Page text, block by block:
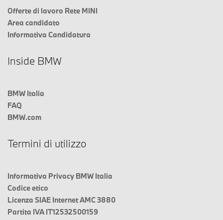
Offerte di lavoro Rete MINI
Area candidato
Informativa Candidatura
Inside BMW
BMW Italia
FAQ
BMW.com
Termini di utilizzo
Informativa Privacy BMW Italia
Codice etico
Licenza SIAE Internet AMC 3880
Partita IVA IT12532500159